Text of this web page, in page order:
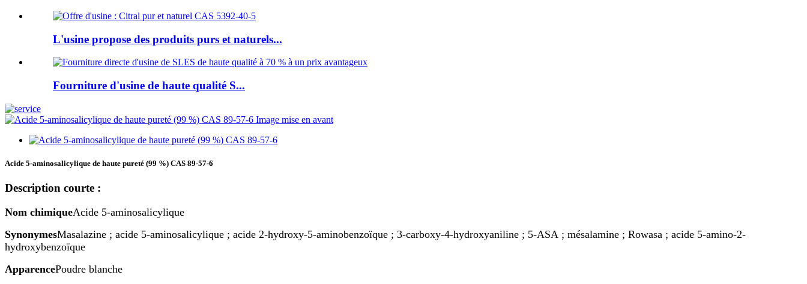
L'usine propose des produits purs et naturels...
Fourniture d'usine de haute qualité S...
Acide 5-aminosalicylique de haute pureté (99 %) CAS 89-57-6
Description courte :
Nom chimiqueAcide 5-aminosalicylique
SynonymesMasalazine ; acide 5-aminosalicylique ; acide 2-hydroxy-5-aminobenzoïque ; 3-carboxy-4-hydroxyaniline ; 5-ASA ; mésalamine ; Rowasa ; acide 5-amino-2-
hydroxybenzoïque
ApparencePoudre blanche